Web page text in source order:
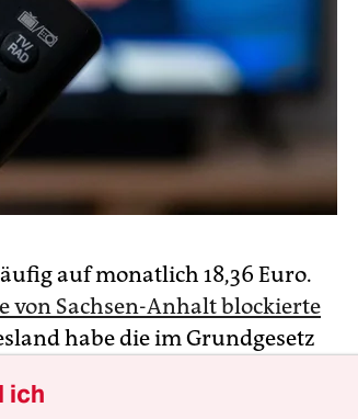
auf monatlich 18,36 Euro.
von Sachsen-Anhalt blockierte
habe die im Grundgesetz
das Karlsruher
ich